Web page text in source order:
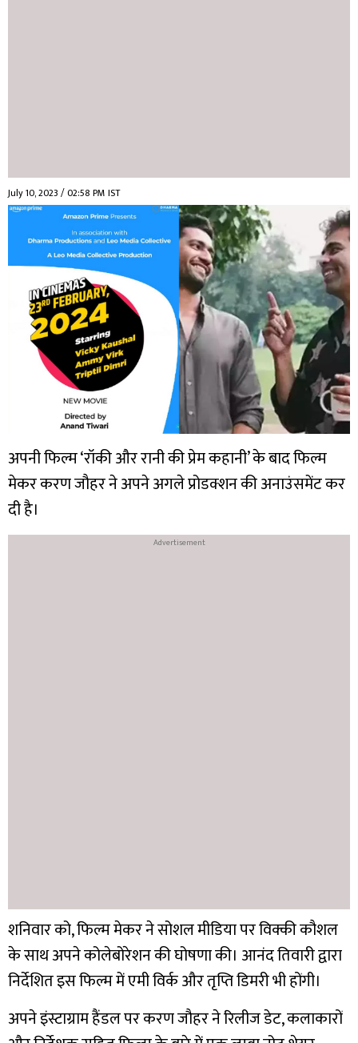
July 10, 2023 / 02:58 PM IST
अपनी फिल्म ‘रॉकी और रानी की प्रेम कहानी’ के बाद फिल्म
मेकर करण जौहर ने अपने अगले प्रोडक्शन की अनाउंसमेंट कर
दी है।
शनिवार को, फिल्म मेकर ने सोशल मीडिया पर विक्की कौशल
के साथ अपने कोलेबोरेशन की घोषणा की। आनंद तिवारी द्वारा
निर्देशित इस फिल्म में एमी विर्क और तृप्ति डिमरी भी होंगी।
अपने इंस्टाग्राम हैंडल पर करण जौहर ने रिलीज डेट, कलाकारों